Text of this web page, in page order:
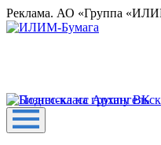
Реклама. АО «Группа